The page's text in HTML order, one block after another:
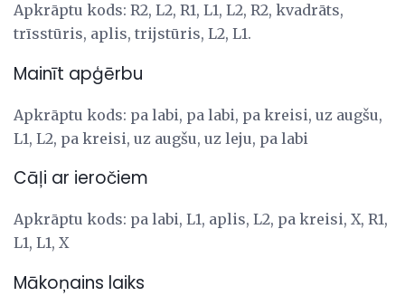
Apkrāptu kods: R2, L2, R1, L1, L2, R2, kvadrāts,
trīsstūris, aplis, trijstūris, L2, L1.
Mainīt apģērbu
Apkrāptu kods: pa labi, pa labi, pa kreisi, uz augšu,
L1, L2, pa kreisi, uz augšu, uz leju, pa labi
Cāļi ar ieročiem
Apkrāptu kods: pa labi, L1, aplis, L2, pa kreisi, X, R1,
L1, L1, X
Mākoņains laiks